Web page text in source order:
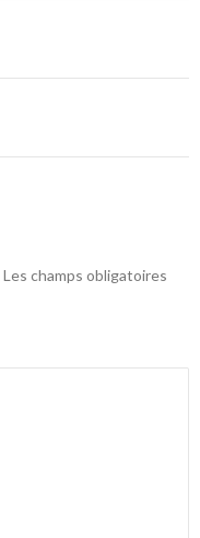
Les champs obligatoires